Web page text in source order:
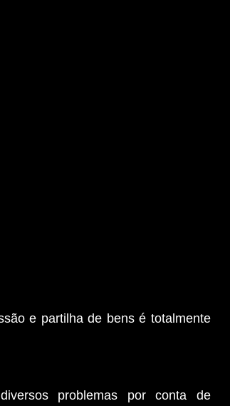
e partilha de bens é totalmente
problemas por conta de